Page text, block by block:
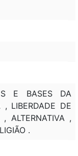
E BASES DA
, LIBERDADE DE
ALTERNATIVA ,
.